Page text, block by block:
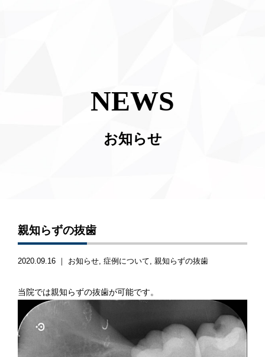
NEWS
お知らせ
親知らずの抜歯
2020.09.16 ｜ お知らせ 症例について 親知らずの抜歯
当院では親知らずの抜歯が可能です。